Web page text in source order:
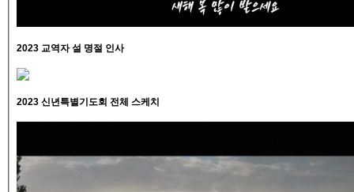
2023 교역자 설 명절 인사
2023 신년특별기도회 전체 스케치